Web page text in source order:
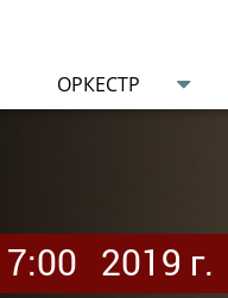
ОРКЕСТР
2019 г.